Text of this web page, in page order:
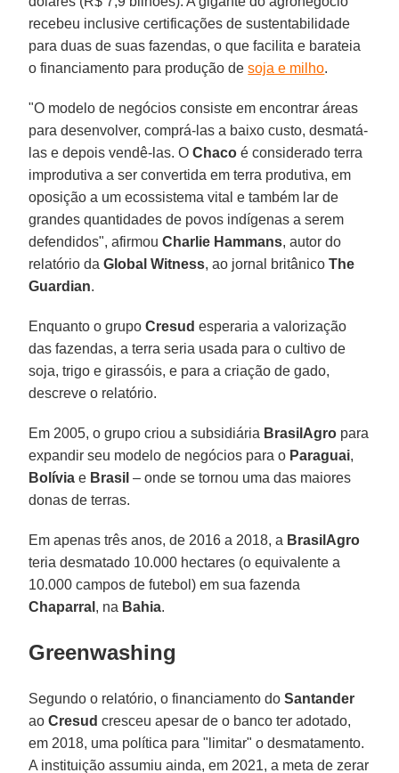
recebeu inclusive certificações de sustentabilidade
para duas de suas fazendas, o que facilita e barateia
o financiamento para produção desoja e milho.
"O modelo de negócios consiste em encontrar áreas
para desenvolver, comprá-las a baixo custo, desmatá-
las e depois vendê-las. OChaco é considerado terra
improdutiva a ser convertida em terra produtiva, em
oposição a um ecossistema vital e também lar de
grandes quantidades de povos indígenas a serem
defendidos", afirmouCharlie Hammans, autor do
relatório daGlobal Witness, ao jornal britânicoThe
Guardian.
Enquanto o grupoCresud esperaria a valorização
das fazendas, a terra seria usada para o cultivo de
soja, trigo e girassóis, e para a criação de gado,
descreve o relatório.
Em 2005, o grupo criou a subsidiária BrasilAgro para
expandir seu modelo de negócios para o Paraguai,
Bolívia e Brasil – onde se tornou uma das maiores
donas de terras.
Em apenas três anos, de 2016 a 2018, a BrasilAgro
teria desmatado 10.000 hectares (o equivalente a
10.000 campos de futebol) em sua fazenda
Chaparral , na Bahia.
Greenwashing
Segundo o relatório, o financiamento doSantander
aoCresud cresceu apesar de o banco ter adotado,
em 2018, uma política para "limitar" o desmatamento.
A instituição assumiu ainda, em 2021, a meta de zerar